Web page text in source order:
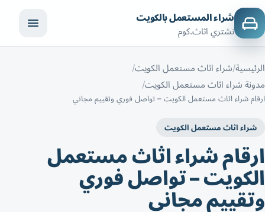
شراء المستعمل بالكويت
نشتري اثاث.كوم
الرئيسية شراء اثاث مستعمل الكويت
مدونة شراء اثاث مستعمل الكويت
ارقام شراء اثاث مستعمل الكويت – تواصل فوري وتقييم مجاني
شراء اثاث مستعمل الكويت
ارقام شراء اثاث مستعمل
الكويت – تواصل فوري
وتقييم مجاني